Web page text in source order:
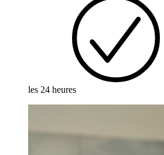
les 24 heures